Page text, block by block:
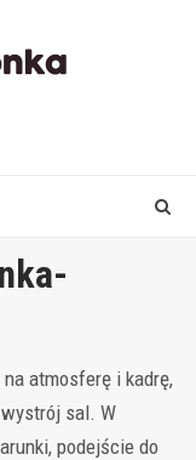
atmosferę i kadrę,
sal. W
podejście do